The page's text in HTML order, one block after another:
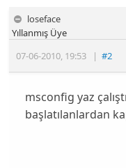
loseface
07-06-2010, 19:53 |#2
Yıllanmış Üye
msconfig yaz
başlatılanlardan